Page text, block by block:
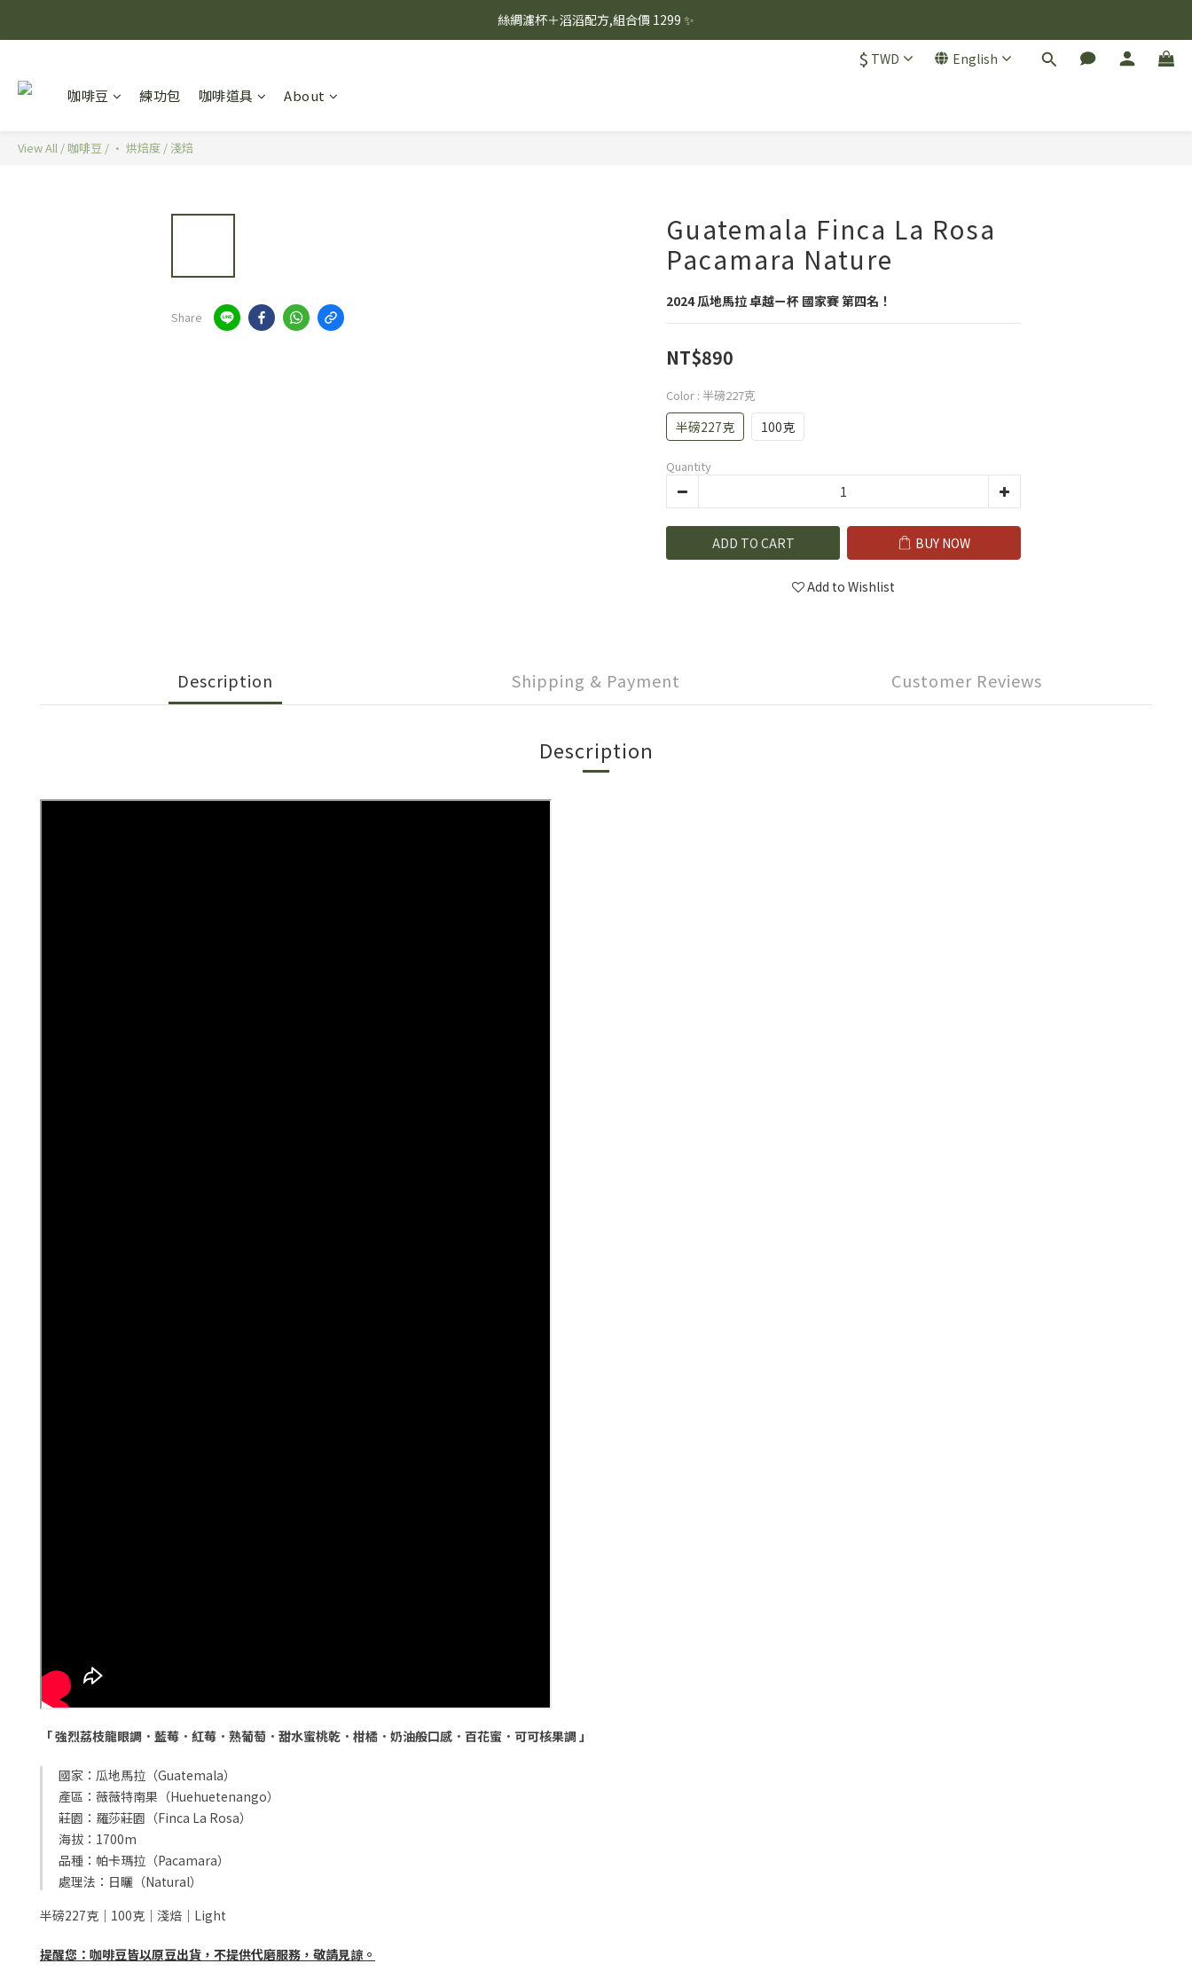
☕ 每月新品上架｜週一、週二固定烘豆
絲綢濾杯＋滔滔配方,組合價 1299 ✨
$ TWD English
咖啡豆 練功包 咖啡道具 About
View All / 咖啡豆 / · 烘焙度 /淺焙
Share
Guatemala Finca La Rosa
Pacamara Nature
2024 瓜地馬拉 卓越ㄧ杯 國家賽 第四名！
NT$890
Color : 半磅227克
半磅227克 100克
Quantity
ADD TO CART BUY NOW
Add to Wishlist
Description Shipping & Payment Customer Reviews
Description
「 強烈荔枝龍眼調．藍莓．紅莓．熟葡萄．甜水蜜桃乾．柑橘．奶油般口感．百花蜜．可可核果調 」
國家：瓜地馬拉（Guatemala）
產區：薇薇特南果（Huehuetenango）
莊園：羅莎莊園（Finca La Rosa）
海拔：1700m
品種：帕卡瑪拉（Pacamara）
處理法：日曬（Natural）
半磅227克｜100克｜淺焙｜Light
提醒您：咖啡豆皆以原豆出貨，不提供代磨服務，敬請見諒。